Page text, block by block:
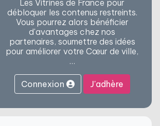
Les Vitrines de France pour
débloquer les contenus restreints.
Vous pourrez alors bénéficier
d'avantages chez nos
partenaires, soumettre des idées
pour améliorer votre Cœur de ville,
…
Connexion J'adhère